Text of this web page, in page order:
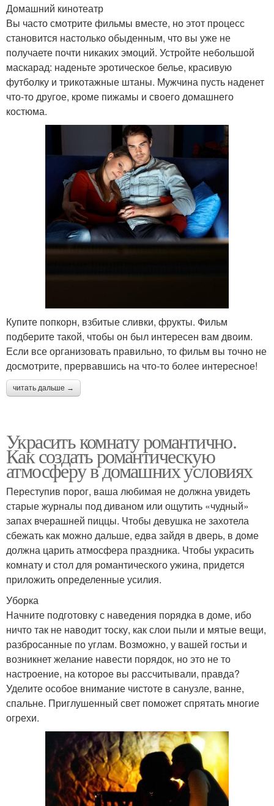
Домашний кинотеатр
Вы часто смотрите фильмы вместе, но этот процесс
становится настолько обыденным, что вы уже не
получаете почти никаких эмоций. Устройте небольшой
маскарад: наденьте эротическое белье, красивую
футболку и трикотажные штаны. Мужчина пусть наденет
что-то другое, кроме пижамы и своего домашнего
костюма.
Купите попкорн, взбитые сливки, фрукты. Фильм
подберите такой, чтобы он был интересен вам двоим.
Если все организовать правильно, то фильм вы точно не
досмотрите, прервавшись на что-то более интересное!
читать дальше →
Украсить комнату романтично.
Как создать романтическую
атмосферу в домашних условиях
Переступив порог, ваша любимая не должна увидеть
старые журналы под диваном или ощутить «чудный»
запах вчерашней пиццы. Чтобы девушка не захотела
сбежать как можно дальше, едва зайдя в дверь, в доме
должна царить атмосфера праздника. Чтобы украсить
комнату и стол для романтического ужина, придется
приложить определенные усилия.
Уборка
Начните подготовку с наведения порядка в доме, ибо
ничто так не наводит тоску, как слои пыли и мятые вещи,
разбросанные по углам. Возможно, у вашей гостьи и
возникнет желание навести порядок, но это не то
настроение, на которое вы рассчитывали, правда?
Уделите особое внимание чистоте в санузле, ванне,
спальне. Приглушенный свет поможет спрятать многие
огрехи.